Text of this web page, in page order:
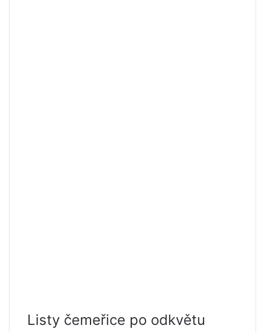
Listy čemeřice po odkvětu